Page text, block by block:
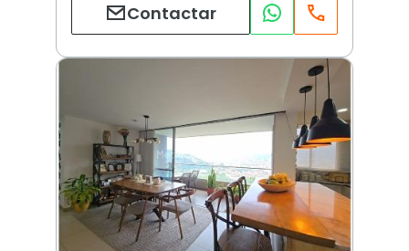
Contactar